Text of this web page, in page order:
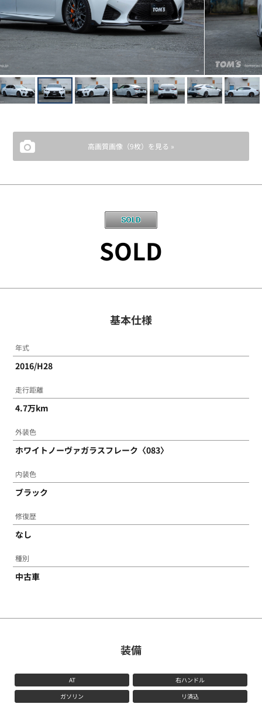
LINE UP
高画質画像（9枚）を見る »
SOLD
基本仕様
年式
2016/H28
走行距離
4.7万km
外装色
ホワイトノーヴァガラスフレーク〈083〉
内装色
ブラック
修復歴
なし
種別
中古車
装備
AT
右ハンドル
ガソリン
リ済込